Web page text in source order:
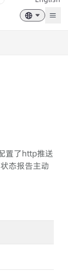
置了http推送
态报告主动